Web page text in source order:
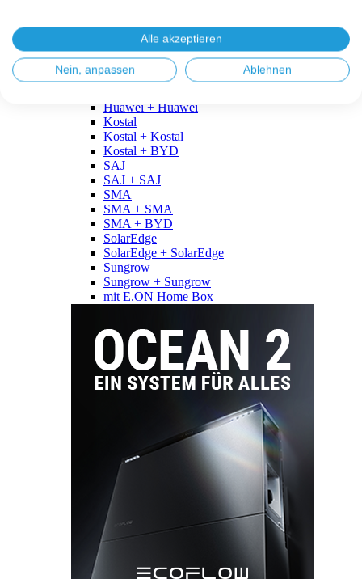
Fronius + BYD
GoodWe
GoodWe + GoodWe
GoodWe + BYD
Huawei + Huawei
Kostal
Kostal + Kostal
Kostal + BYD
SAJ
SAJ + SAJ
SMA
SMA + SMA
SMA + BYD
SolarEdge
SolarEdge + SolarEdge
Sungrow
Sungrow + Sungrow
mit E.ON Home Box
Alle akzeptieren
Nein, anpassen Ablehnen